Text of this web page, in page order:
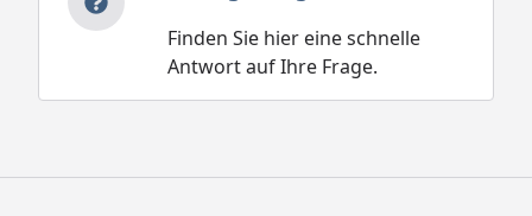
Finden Sie hier eine schnelle
Antwort auf Ihre Frage.